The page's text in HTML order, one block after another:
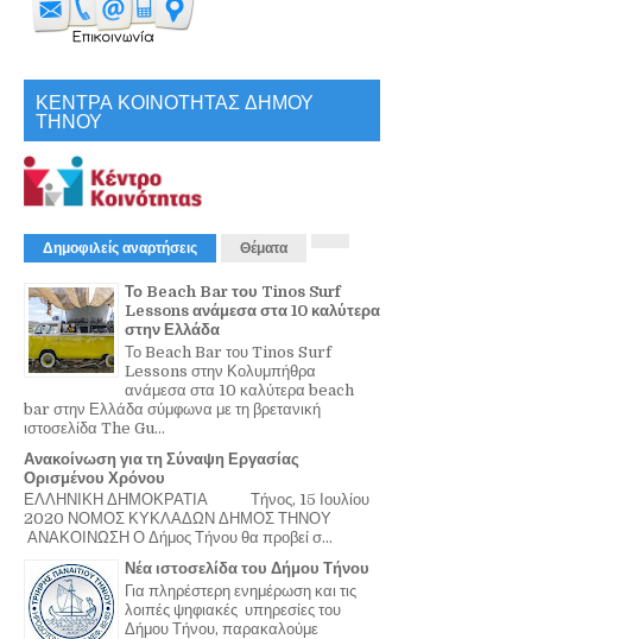
ΚΕΝΤΡΑ ΚΟΙΝΟΤΗΤΑΣ ΔΗΜΟΥ
ΤΗΝΟΥ
Δημοφιλείς αναρτήσεις Θέματα
Το Beach Bar του Tinos Surf
Lessons ανάμεσα στα 10 καλύτερα
στην Ελλάδα
Το Beach Bar του Tinos Surf
Lessons στην Κολυμπήθρα
ανάμεσα στα 10 καλύτερα beach
bar στην Ελλάδα σύμφωνα με τη βρετανική
ιστοσελίδα The Gu...
Ανακοίνωση για τη Σύναψη Εργασίας
Ορισμένου Χρόνου
ΕΛΛΗΝΙΚΗ ΔΗΜΟΚΡΑΤΙΑ Τήνος, 15 Ιουλίου
2020 ΝΟΜΟΣ ΚΥΚΛΑΔΩΝ ΔΗΜΟΣ ΤΗΝΟΥ
ΑΝΑΚΟΙΝΩΣΗ Ο Δήμος Τήνου θα προβεί σ...
Νέα ιστοσελίδα του Δήμου Τήνου
Για πληρέστερη ενημέρωση και τις
λοιπές ψηφιακές υπηρεσίες του
Δήμου Τήνου, παρακαλούμε